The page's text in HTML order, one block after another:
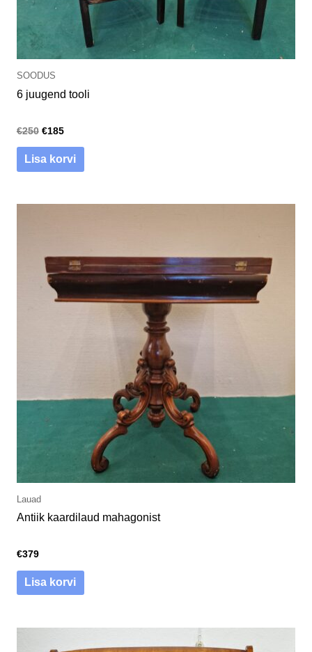
SOODUS
6 juugend tooli
€250 €185
Lisa korvi
Lauad
Antiik kaardilaud mahagonist
€379
Lisa korvi